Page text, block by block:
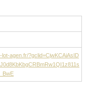
agen.fr/?gclid=CjwKCAiAsID